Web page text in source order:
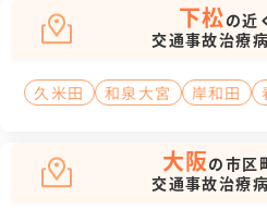
下松の近
交通事故治療
久米田 和泉大宮 岸和田
大阪の市区
交通事故治療